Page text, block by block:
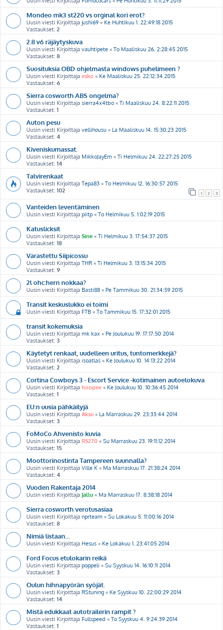
Mondeo mk3 st220 vs orginal kori erot?
Uusin viesti Kirjoittaja jushi69 « Ke Huhtikuu 1. 22:49:18 2015
Vastaukset: 2
2.8 v6 räjäytyskuva
Uusin viesti Kirjoittaja vauhtipete « To Maaliskuu 26. 2:28:45 2015
Vastaukset: 8
Suosituksia OBD ohjelmasta windows puhelimeen ?
Uusin viesti Kirjoittaja esko « Ke Maaliskuu 25. 22:12:34 2015
Vastaukset: 6
Sierra cosworth ABS ongelma?
Uusin viesti Kirjoittaja sierra4x4tbo « Ti Maaliskuu 24. 8:22:11 2015
Vastaukset: 1
Auton pesu
Uusin viesti Kirjoittaja vellihousu « La Maaliskuu 14. 15:30:23 2015
Vastaukset: 4
Kiveniskumassat.
Uusin viesti Kirjoittaja MikkoJayEm « Ti Helmikuu 24. 22:27:25 2015
Vastaukset: 14
Talvirenkaat
Uusin viesti Kirjoittaja Tepa83 « To Helmikuu 12. 16:30:57 2015
Vastaukset: 102 1 2 3
Vanteiden leventäminen
Uusin viesti Kirjoittaja piitp « To Helmikuu 5. 1:02:19 2015
Katuslicksit
Uusin viesti Kirjoittaja Sine « Ti Helmikuu 3. 17:54:37 2015
Vastaukset: 18
Varastettu Siipicossu
Uusin viesti Kirjoittaja THR « Ti Helmikuu 3. 13:15:34 2015
Vastaukset: 9
2l ohc:hern nokkaa?
Uusin viesti Kirjoittaja Basti88 « Pe Tammikuu 30. 21:34:59 2015
Transit keskuslukko ei toimi
Uusin viesti Kirjoittaja FTB « To Tammikuu 15. 17:32:01 2015
transit kokemuksia
Uusin viesti Kirjoittaja mk kax « Pe Joulukuu 19. 17:17:50 2014
Vastaukset: 3
Käytetyt renkaat, uudelleen uritus, tuntomerkkejä?
Uusin viesti Kirjoittaja isoatlas « Ke Joulukuu 10. 14:13:22 2014
Vastaukset: 2
Cortina Cowboys 3 - Escort Service -kotimainen autoelokuva
Uusin viesti Kirjoittaja hoopee « Ke Joulukuu 10. 10:36:45 2014
Vastaukset: 1
EU:n uusia pähkäilyjä
Uusin viesti Kirjoittaja Aksu « La Marraskuu 29. 23:33:44 2014
Vastaukset: 3
FoMoCo Ahvenisto kuvia
Uusin viesti Kirjoittaja RS270 « Su Marraskuu 23. 19:11:12 2014
Vastaukset: 15
Moottorinostinta Tampereen suunnalla?
Uusin viesti Kirjoittaja Ville K « Ma Marraskuu 17. 21:38:24 2014
Vastaukset: 4
Vuoden Rakentaja 2014
Uusin viesti Kirjoittaja Jallu « Ma Marraskuu 17. 8:38:18 2014
Sierra cosworth verotusasiaa
Uusin viesti Kirjoittaja nprteam « Su Lokakuu 5. 11:00:16 2014
Vastaukset: 8
Nimiä listaan...
Uusin viesti Kirjoittaja Hesus « Ke Lokakuu 1. 23:41:05 2014
Ford Focus etulokarin reikä
Uusin viesti Kirjoittaja poppeli « Su Syyskuu 14. 16:10:11 2014
Vastaukset: 3
Oulun hihnapyörän syöjät.
Uusin viesti Kirjoittaja RStuning « Ke Syyskuu 10. 22:00:29 2014
Vastaukset: 14
Mistä edukkaat autotrailerin rampit ?
Uusin viesti Kirjoittaja Fullspeed « To Syyskuu 4. 9:24:39 2014
Vastaukset: 1